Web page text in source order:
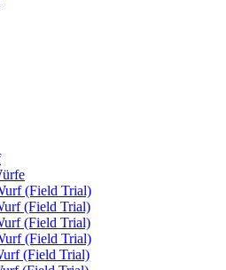
(Field Trial)
(Field Trial)
(Field Trial)
(Field Trial)
(Field Trial)